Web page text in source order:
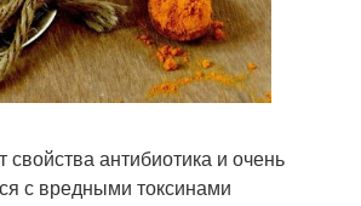
свойства антибиотика и очень
с вредными токсинами